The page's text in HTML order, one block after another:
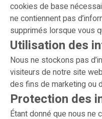
cookies de base
ne contiennent pas
supprimés lorsque vous
Utilisation des
Nous ne stockons pas
visiteurs de notre site
des fins de marketing ou
Protection des
Étant donné que nous ne